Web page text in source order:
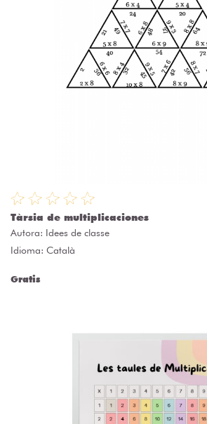
Tàrsia de multiplicaciones
Autora: Idees de classe
Idioma: Català
Gratis